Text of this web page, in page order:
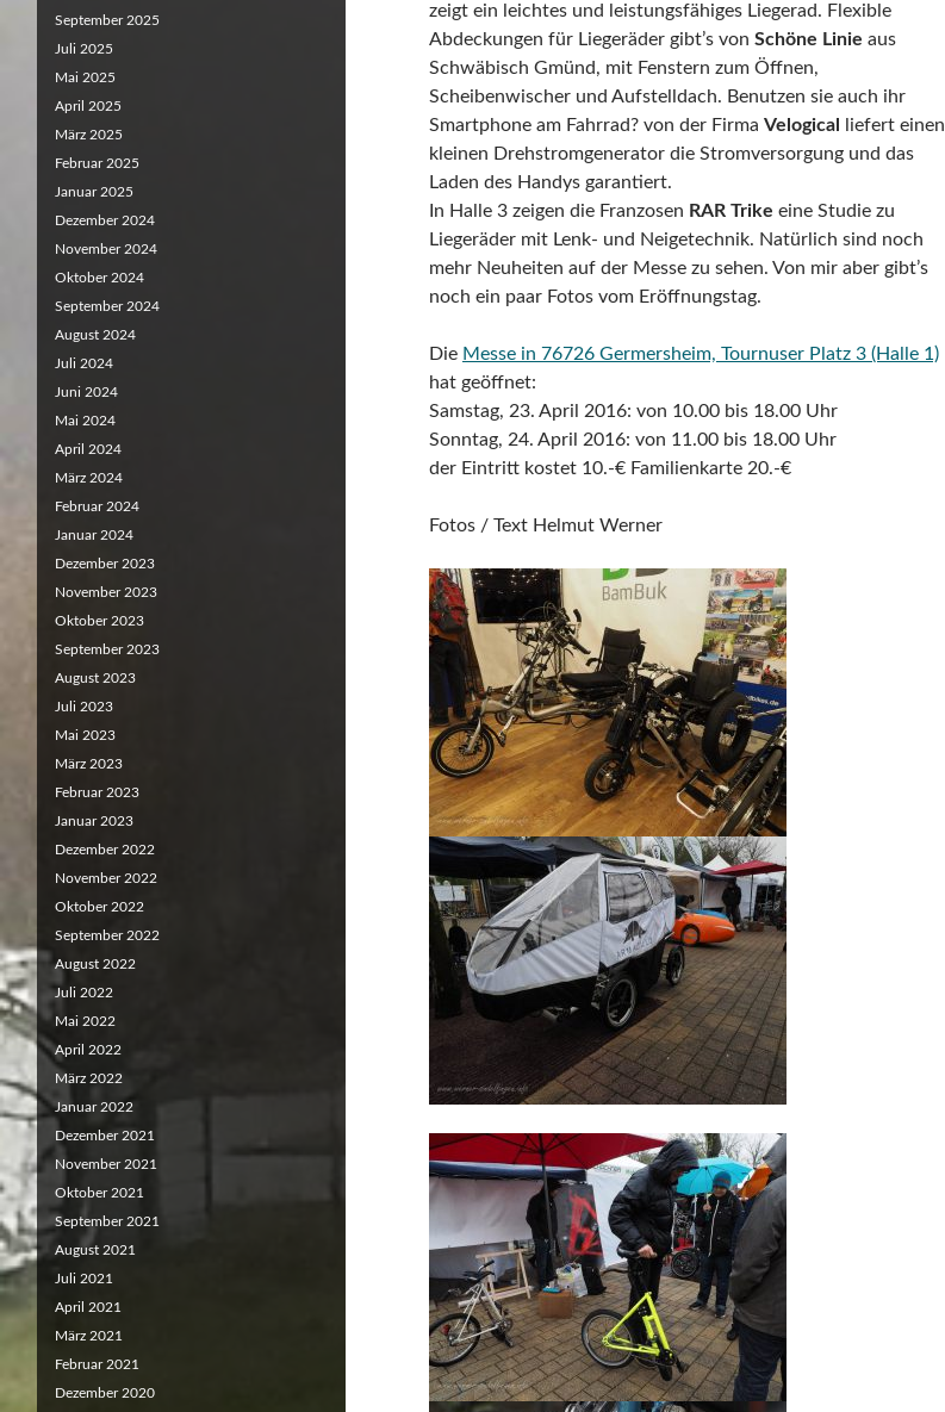
zeigt ein leichtes und leistungsfähiges Liegerad. Flexible
Abdeckungen für Liegeräder gibt’s von Schöne Linie aus
Schwäbisch Gmünd, mit Fenstern zum Öffnen,
Scheibenwischer und Aufstelldach. Benutzen sie auch ihr
Smartphone am Fahrrad? von der Firma Velogical
liefert einen
kleinen Drehstromgenerator die Stromversorgung und das
Laden des Handys garantiert.
In Halle 3 zeigen die Franzosen RAR Trike eine Studie zu
Liegeräder mit Lenk- und Neigetechnik. Natürlich sind noch
mehr Neuheiten auf der Messe zu sehen. Von mir aber gibt’s
noch ein paar Fotos vom Eröffnungstag.
Die Messe in 76726 Germersheim, Tournuser Platz 3 (Halle 1)
hat geöffnet:
Samstag, 23. April 2016: von 10.00 bis 18.00 Uhr
Sonntag, 24. April 2016: von 11.00 bis 18.00 Uhr
der Eintritt kostet 10.-€ Familienkarte 20.-€
Fotos / Text Helmut Werner
September 2025
Juli 2025
Mai 2025
April 2025
März 2025
Februar 2025
Januar 2025
Dezember 2024
November 2024
Oktober 2024
September 2024
August 2024
Juli 2024
Juni 2024
Mai 2024
April 2024
März 2024
Februar 2024
Januar 2024
Dezember 2023
November 2023
Oktober 2023
September 2023
August 2023
Juli 2023
Mai 2023
März 2023
Februar 2023
Januar 2023
Dezember 2022
November 2022
Oktober 2022
September 2022
August 2022
Juli 2022
Mai 2022
April 2022
März 2022
Januar 2022
Dezember 2021
November 2021
Oktober 2021
September 2021
August 2021
Juli 2021
April 2021
März 2021
Februar 2021
Dezember 2020